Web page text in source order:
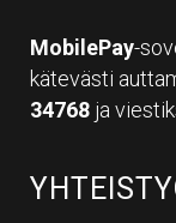
MobilePay-
kätevästi
34768 ja